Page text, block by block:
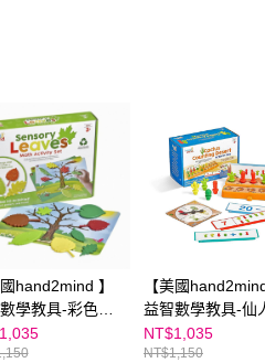
辦者引起之損失，本公司不負相關責
度不足之情形，本公司將視審查結果
人資訊註冊。若發現惡意使用之情形，
用戶之使用額度並採取法律行動。
國hand2mind 】
學教具-彩色樹
組
【美國
益智數學教具-仙
算數遊戲組
NT$1,035
NT$1,150